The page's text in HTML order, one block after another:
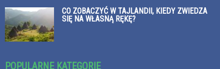
CO ZOBACZYĆ W TAJLANDII, KIEDY ZWIEDZA
SIĘ NA WŁASNĄ RĘKĘ?
POPULARNE KATEGORIE